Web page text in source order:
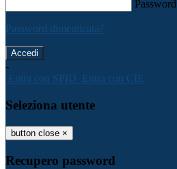
Password
Password dimenticata?
-
Entra con SPID Entra con CIE
Seleziona utente
button close ×
Recupero password